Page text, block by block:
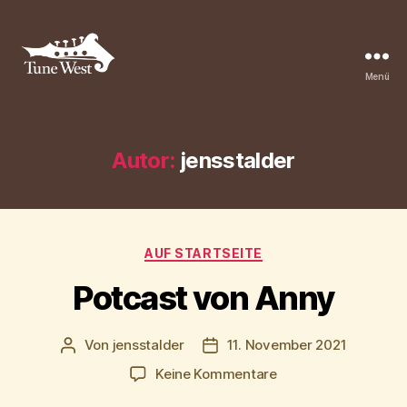
Menü
Autor: jensstalder
Kategorien
AUF STARTSEITE
Potcast von Anny
Beitragsautor
Von jensstalder Beitragsdatum
11. November 2021
Keine Kommentarezu